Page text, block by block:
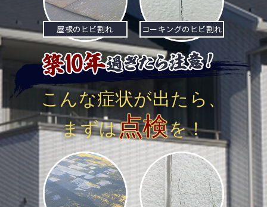
シ
ョ
ン
屋根のヒビ割れ コーキングのヒビ割れ
こんな症状が出たら、
まずは点検を！